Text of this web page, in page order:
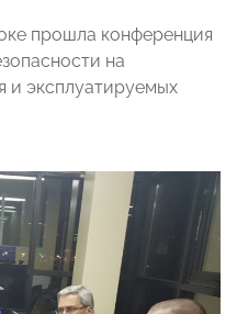
прошла конференция
на
и эксплуатируемых